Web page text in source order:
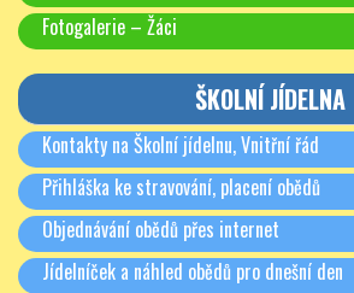
Fotogalerie – Žáci
ŠKOLNÍ JÍDELNA
Kontakty na Školní jídelnu, Vnitřní řád
Přihláška ke stravování, placení obědů
Objednávání obědů přes internet
Jídelníček a náhled obědů pro dnešní den